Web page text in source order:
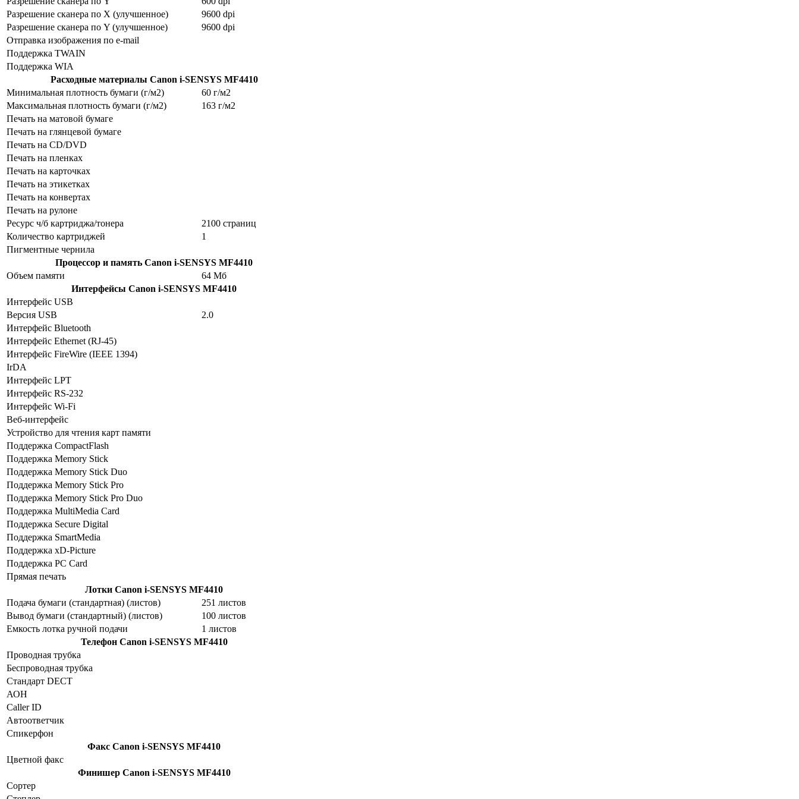
Разрешение сканера по Х (улучшенное)
9600 dpi
Разрешение сканера по Y (улучшенное)
9600 dpi
Отправка изображения по e-mail
Поддержка TWAIN
Поддержка WIA
Расходные материалы Canon i-SENSYS MF4410
Минимальная плотность бумаги (г/м2)
60 г/м2
Максимальная плотность бумаги (г/м2)
163 г/м2
Печать на матовой бумаге
Печать на глянцевой бумаге
Печать на CD/DVD
Печать на пленках
Печать на карточках
Печать на этикетках
Печать на конвертах
Печать на рулоне
Ресурс ч/б картриджа/тонера
2100 страниц
Количество картриджей
1
Пигментные чернила
Процессор и память Canon i-SENSYS MF4410
Объем памяти
64 Мб
Интерфейсы Canon i-SENSYS MF4410
Интерфейс USB
Версия USB
2.0
Интерфейс Bluetooth
Интерфейс Ethernet (RJ-45)
Интерфейс FireWire (IEEE 1394)
IrDA
Интерфейс LPT
Интерфейс RS-232
Интерфейс Wi-Fi
Веб-интерфейс
Устройство для чтения карт памяти
Поддержка CompactFlash
Поддержка Memory Stick
Поддержка Memory Stick Duo
Поддержка Memory Stick Pro
Поддержка Memory Stick Pro Duo
Поддержка MultiMedia Card
Поддержка Secure Digital
Поддержка SmartMedia
Поддержка xD-Picture
Поддержка PC Card
Прямая печать
Лотки Canon i-SENSYS MF4410
Подача бумаги (стандартная) (листов)
251 листов
Вывод бумаги (стандартный) (листов)
100 листов
Емкость лотка ручной подачи
1 листов
ТелефонCanon i-SENSYS MF4410
Проводная трубка
Беспроводная трубка
Стандарт DECT
АОН
Caller ID
Автоответчик
Спикерфон
Факс Canon i-SENSYS MF4410
Цветной факс
ФинишерCanon i-SENSYS MF4410
Сортер